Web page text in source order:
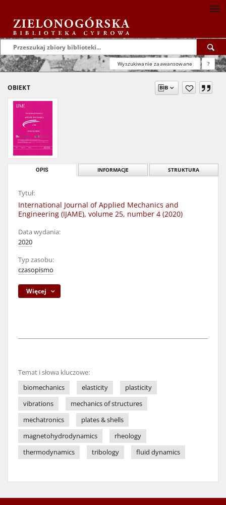
Wyszukiwanie zaawansowane ?
OBIEKT
OPIS INFORMACJE STRUKTURA
Tytuł:
International Journal of Applied Mechanics and
Engineering (IJAME), volume 25, number 4 (2020)
Data wydania:
2020
Typ zasobu:
czasopismo
Więcej
Temat i słowa kluczowe:
biomechanics
elasticity
plasticity
vibrations
mechanics of structures
mechatronics
plates & shells
magnetohydrodynamics
rheology
thermodynamics
tribology fluid dynamics